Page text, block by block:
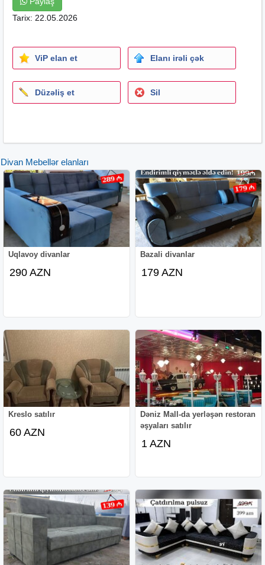
Tarix: 22.05.2026
ViP elan et Elanı irəli çək
Düzəliş et Sil
Divan Mebellər elanları
Uqlavoy divanlar
290 AZN
Bazali divanlar
179 AZN
Kreslo satılır
60 AZN
Dəniz Mall-da yerləşən restoran
əşyaları satılır
1 AZN